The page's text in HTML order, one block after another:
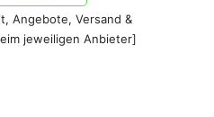
Angebote, Versand &
jeweiligen Anbieter]